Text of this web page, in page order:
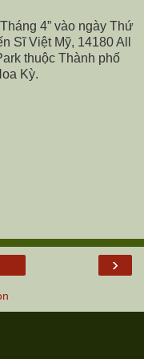
4” vào ngày Thứ
Sĩ Việt Mỹ, 14180 All
thuộc Thành phố
Kỳ.
›